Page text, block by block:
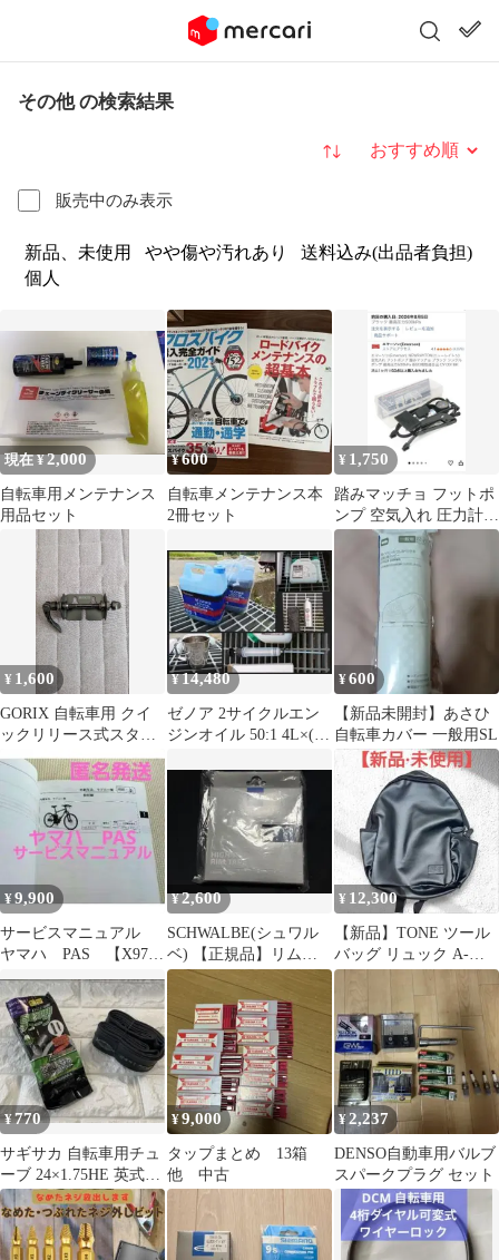
その他 の検索結果
販売中のみ表示
並び替え
新品、未使用 やや傷や汚れあり
送料込み(出品者負担)
個人
現在 ¥2,000
自転車用メンテナンス
用品セット
¥600
自転車メンテナンス本
2冊セット
¥ 1,750
踏みマッチョ フットポ
ンプ 空気入れ 圧力計付
き 自転車
¥ 1,600
GORIX 自転車用 クイ
ックリリース式スタン
ド
¥14,480
ゼノア 2サイクルエン
ジンオイル 50:1 4L×(新
¥600
【新品未開封】あさひ
自転車カバー 一般用SL
¥9,900
サービスマニュアル
ヤマハ PAS 【X97-
28197-J5】
¥2,600
SCHWALBE(シュワル
ベ) 【正規品】リムテ
ープ 25m×18mm
¥ 12,300
【新品】TONE ツール
バッグ リュック A-
BG13 工具リュック ト
¥770
サギサカ 自転車用チュ
ーブ 24×1.75HE 英式タ
イプ スペシャルバル
ブ
¥9,000
タップまとめ 13箱
他 中古
¥2,237
DENSO自動車用バルブ
スパークプラグ セット